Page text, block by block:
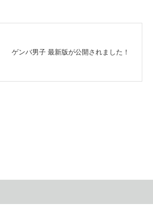
ゲンバ男子 最新版が公開されました！